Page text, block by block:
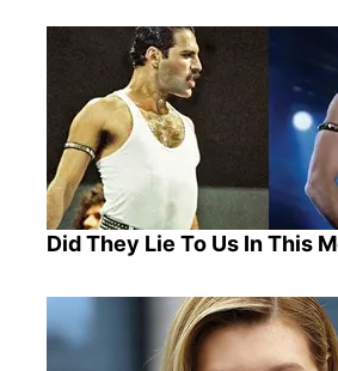
Did They Lie To Us In This